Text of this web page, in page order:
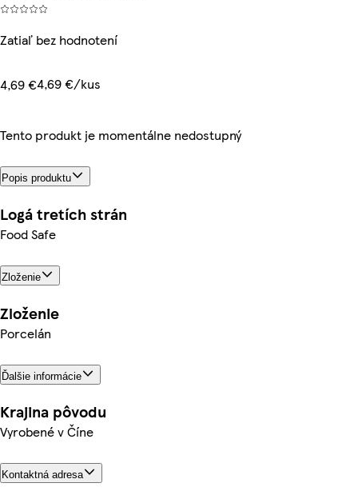
Zatiaľ bez hodnotení
4,69 €4,69 €/kus
Tento produkt je momentálne nedostupný
Popis produktu
Logá tretích strán
Food Safe
Zloženie
Zloženie
Porcelán
Ďalšie informácie
Krajina pôvodu
Vyrobené v Číne
Kontaktná adresa